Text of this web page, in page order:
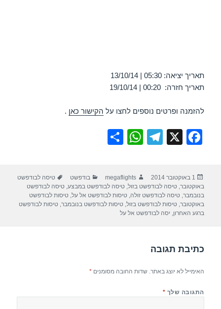
תאריך יציאה: 05:30 | 13/10/14
תאריך חזרה: 00:20 | 19/10/14
להזמנה ופרטים נוספים לחצו על הקישור כאן .
F
e
b
o
k
X
T
gr
a
m
W
s
A
p
e
פורסם
בתאריך
1 באוקטובר 2014 מחבר
megaflights קטגוריות
בודפשט תגיות
טיסה לבודפשט
באוקטובר,טיסה לבודפשט בזול,טיסה לבודפשט במבצע,טיסה לבודפשט
בנובמבר,טיסה לבודפשט זולה,טיסות לבודפשט אל על,טיסות לבודפשט
באוקטובר,טיסות לבודפשט בזול,טיסות לבודפשט בנובמבר,טיסות לבודפשט
ברגע האחרון, יסה לבודפשט אל על
כתיבת תגובה
האימייל לא יוצג באתר. שדות החובה מסומנים*
התגובה שלך *